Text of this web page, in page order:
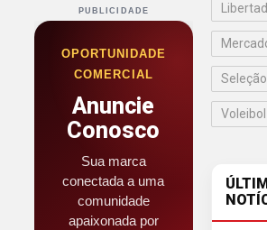
PUBLICIDADE
OPORTUNIDADE
COMERCIAL
Anuncie
Conosco
Sua marca
conectada a uma
comunidade
apaixonada por
Voleibol